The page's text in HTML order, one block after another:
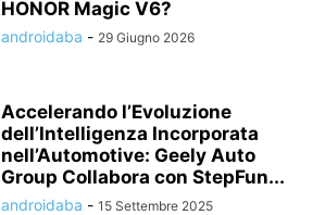
HONOR Magic V6?
androidaba - 29 Giugno 2026
Accelerando l’Evoluzione
dell’Intelligenza Incorporata
nell’Automotive: Geely Auto
Group Collabora con StepFun...
androidaba - 15 Settembre 2025